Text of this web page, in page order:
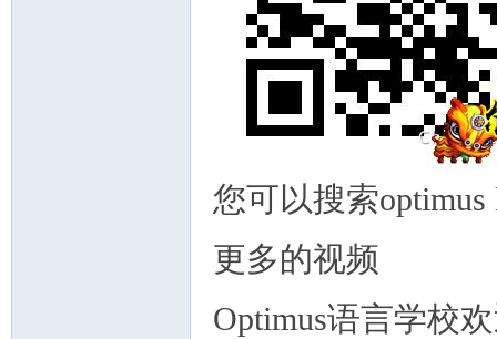
您可以搜索optimus
更多的视频
Optimus语言学校